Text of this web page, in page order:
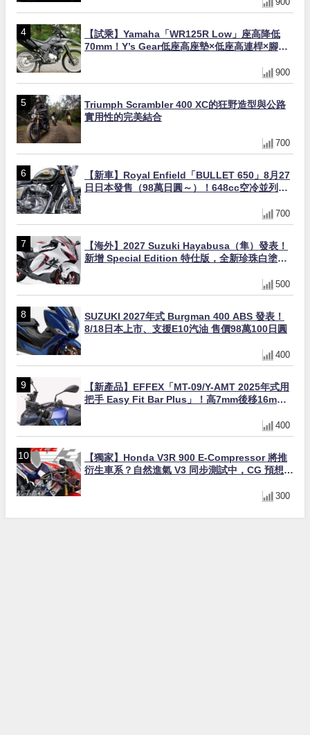
【試乘】Yamaha「WR125R Low」座高降低
70mm！Y’s Gear低座高座墊×低座高連桿×腳踏
900
Triumph Scrambler 400 XC的狂野造型與公路
實用性的完美結合
700
【新車】Royal Enfield「BULLET 650」8月27
日日本發售（98萬日圓～）！648cc空冷並列雙
700
【海外】2027 Suzuki Hayabusa（隼）發表！
新增 Special Edition 特仕版，全新珍珠白塗裝
500
SUZUKI 2027年式 Burgman 400 ABS 發表！
8/18日本上市、支援E10汽油 售價98萬100日圓
400
【新產品】EFFEX「MT-09/Y-AMT 2025年式用
把手 Easy Fit Bar Plus」！高7mm後移16mm
400
【獨家】Honda V3R 900 E-Compressor 將推
衍生車系？自然進氣 V3 同步測試中，CG 預想曝
300